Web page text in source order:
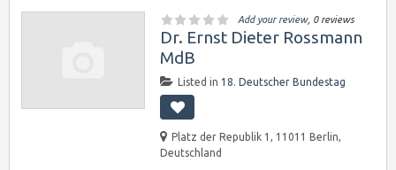
Add your review, 0 reviews
Dr. Ernst Dieter Rossmann
MdB
Listed in 18. Deutscher Bundestag
Platz der Republik 1, 11011 Berlin,
Deutschland